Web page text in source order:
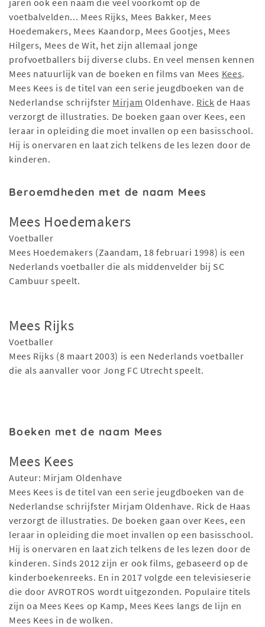
jaren ook een naam die veel voorkomt op de
voetbalvelden... Mees Rijks, Mees Bakker, Mees
Hoedemakers, Mees Kaandorp, Mees Gootjes, Mees
Hilgers, Mees de Wit, het zijn allemaal jonge
profvoetballers bij diverse clubs. En veel mensen kennen
Mees natuurlijk van de boeken en films van Mees Kees.
Mees Kees is de titel van een serie jeugdboeken van de
Nederlandse schrijfster Mirjam Oldenhave. Rick de Haas
verzorgt de illustraties. De boeken gaan over Kees, een
leraar in opleiding die moet invallen op een basisschool.
Hij is onervaren en laat zich telkens de les lezen door de
kinderen.
Beroemdheden met de naam Mees
Mees Hoedemakers
Voetballer
Mees Hoedemakers (Zaandam, 18 februari 1998) is een
Nederlands voetballer die als middenvelder bij SC
Cambuur speelt.
Mees Rijks
Voetballer
Mees Rijks (8 maart 2003) is een Nederlands voetballer
die als aanvaller voor Jong FC Utrecht speelt.
Boeken met de naam Mees
Mees Kees
Auteur: Mirjam Oldenhave
Mees Kees is de titel van een serie jeugdboeken van de
Nederlandse schrijfster Mirjam Oldenhave. Rick de Haas
verzorgt de illustraties. De boeken gaan over Kees, een
leraar in opleiding die moet invallen op een basisschool.
Hij is onervaren en laat zich telkens de les lezen door de
kinderen. Sinds 2012 zijn er ook films, gebaseerd op de
kinderboekenreeks. En in 2017 volgde een televisieserie
die door AVROTROS wordt uitgezonden. Populaire titels
zijn oa Mees Kees op Kamp, Mees Kees langs de lijn en
Mees Kees in de wolken.